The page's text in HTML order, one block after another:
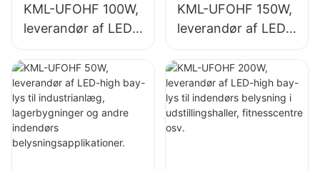
KML-UFOHF 100W,
leverandør af LED-
high bay-lys til
industrianlæg,
lagerbygninger og
andre indendørs
belysningsapplikati
oner.
KML-UFOHF 150W,
leverandør af LED-
high bay-lys til
indendørs
belysning i
industrianlæg,
fitnesscentre osv.